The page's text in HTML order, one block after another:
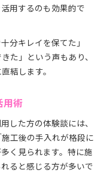
用するのも効果的で
分キレイを保てた」
た」という声もあり、
結します。
用術
した方の体験談には、
工後の手入れが格段に
く見られます。特に施
ると感じる方が多いで